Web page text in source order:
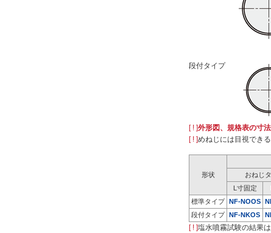
段付タイプ
[ ! ]外形図、規格表の寸
[ ! ]めねじには目視でき
形状
おねじ
L寸固定
標準タイプ
NF-NOOS
段付タイプ
NF-NKOS
[ ! ]塩水噴霧試験の結果は